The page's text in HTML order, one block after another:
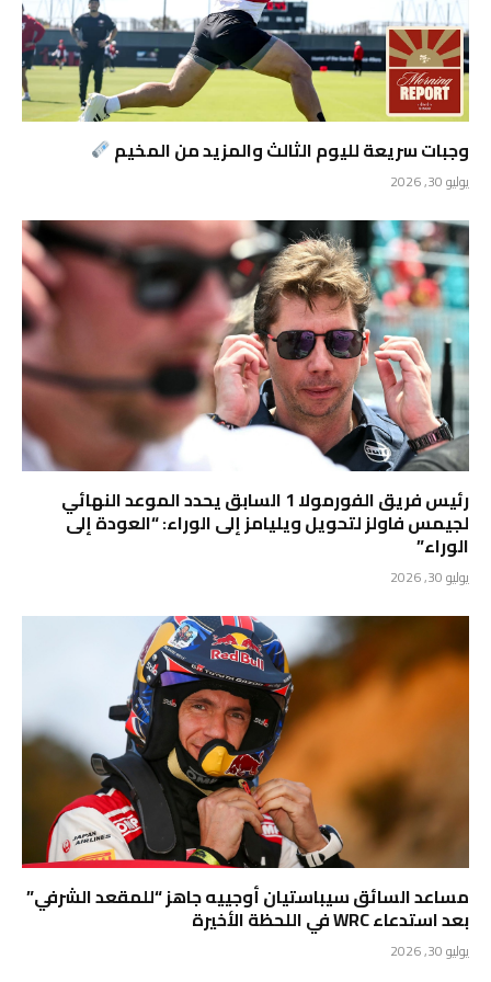
وجبات سريعة لليوم الثالث والمزيد من المخيم
يوليو 30, 2026
رئيس فريق الفورمولا 1 السابق يحدد الموعد النهائي
لجيمس فاولز لتحويل ويليامز إلى الوراء: “العودة إلى
الوراء”
يوليو 30, 2026
مساعد السائق سيباستيان أوجييه جاهز “للمقعد الشرفي”
بعد استدعاء WRC في اللحظة الأخيرة
يوليو 30, 2026